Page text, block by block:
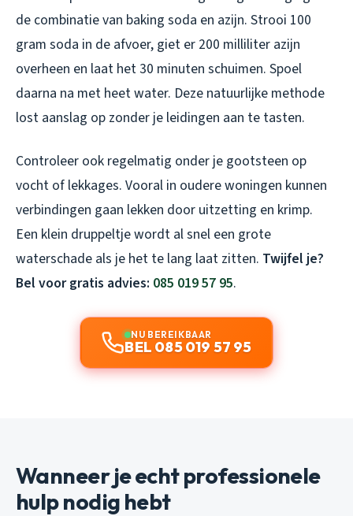
de combinatie van baking soda en azijn. Strooi 100
gram soda in de afvoer, giet er 200 milliliter azijn
overheen en laat het 30 minuten schuimen. Spoel
daarna na met heet water. Deze natuurlijke methode
lost aanslag op zonder je leidingen aan te tasten.
Controleer ook regelmatig onder je gootsteen op
vocht of lekkages. Vooral in oudere woningen kunnen
verbindingen gaan lekken door uitzetting en krimp.
Een klein druppeltje wordt al snel een grote
waterschade als je het te lang laat zitten. Twijfel je?
Bel voor gratis advies: 085 019 57 95.
NU BEREIKBAAR
BEL 085 019 57 95
Wanneer je echt professionele
hulp nodig hebt